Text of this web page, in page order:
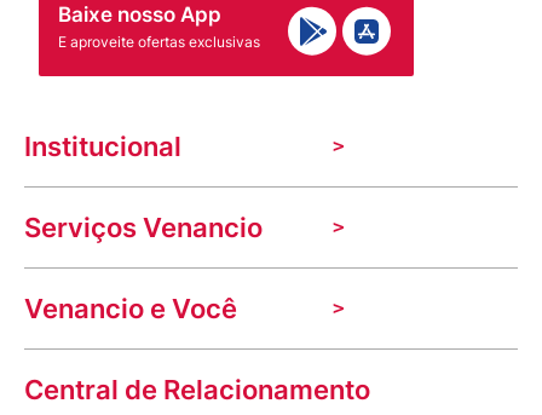
Baixe nosso App
E aproveite ofertas exclusivas
Institucional
A Venancio
Trabalhe Conosco
Nossas lojas
Indique seu imóvel
Assessoria de Imprensa
Serviços Venancio
Troca e devolução
Mecânica de promoções
Dúvidas frequentes
Prazos e entregas
Venancio e Você
VClube - Programa de fidelidade
Fale com o farmacêutico
Central de Relacionamento